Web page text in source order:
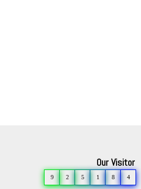
Our Visitor
9 2 5 1 8 4